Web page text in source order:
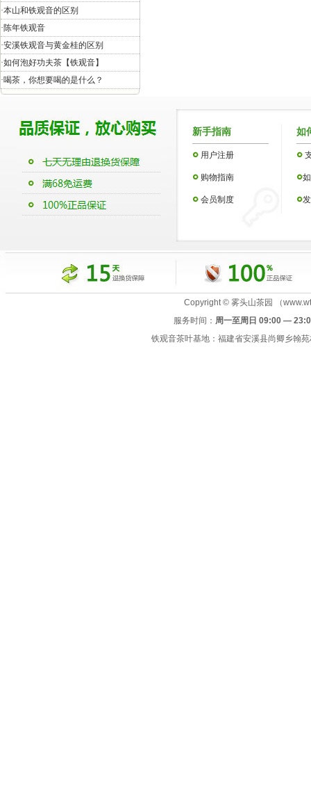
·本山和铁观音的区别
·陈年铁观音
·安溪铁观音与黄金桂的区别
·如何泡好功夫茶【铁观音】
·喝茶，你想要喝的是什么？
新手指南
用户注册
购物指南
会员制度
如
Copyright © 雾头山茶园 （
服务时间： 周一至周日 09:00 —
铁观音茶叶基地：福建省安溪县尚卿乡翰